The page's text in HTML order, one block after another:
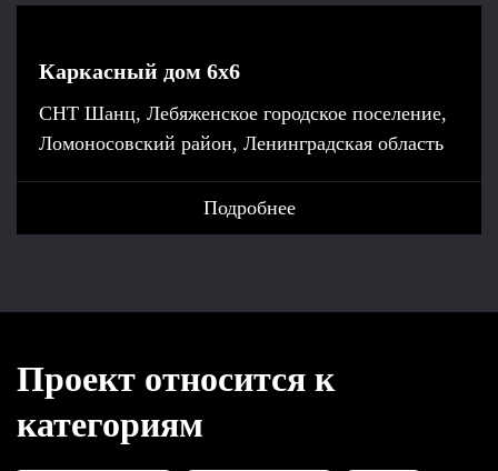
Каркасный дом 6х6
СНТ Шанц, Лебяженское городское поселение,
Ломоносовский район, Ленинградская область
Подробнее
Проект относится к
категориям